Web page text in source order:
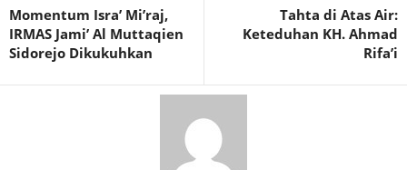
Momentum Isra’ Mi’raj,
IRMAS Jami’ Al Muttaqien
Sidorejo Dikukuhkan
Tahta di Atas Air:
Keteduhan KH. Ahmad
Rifa’i